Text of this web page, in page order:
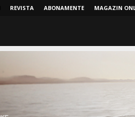
REVISTA ABONAMENTE MAGAZIN